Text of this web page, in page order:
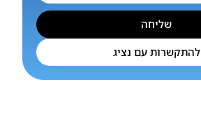
שליחה
להתקשרות עם נציג